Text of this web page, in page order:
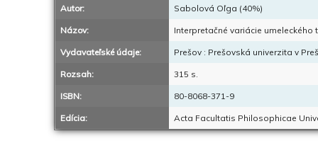
Autor: Sabolová Oľga (40%)
Názov: Interpretačné variácie umeleckého
Vydavateľské údaje: Prešov : Prešovská univerzita v
Rozsah: 315 s.
ISBN: 80-8068-371-9
Edícia: Acta Facultatis Philosophicae